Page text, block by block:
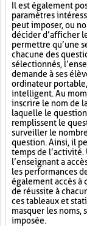
Il est également
paramètres
peut imposer, ou
décider d’afficher
permettre qu’une
chacune des
sélectionnés,
demande à ses
ordinateur
intelligent. Au
inscrire le nom de
laquelle le
remplissent le
surveiller le
question. Ainsi, il
temps de
l’enseignant a
les performances
également accès à
de réussite à
ces tableaux et
masquer les noms,
imposée.